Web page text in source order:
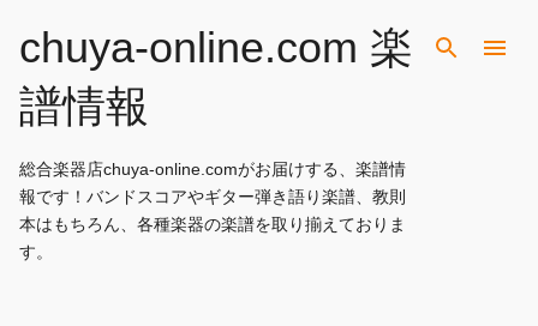
スキップしてメイン コンテンツに移動
chuya-online.com 楽
譜情報
総合楽器店chuya-online.comがお届けする、楽譜情
報です！バンドスコアやギター弾き語り楽譜、教則
本はもちろん、各種楽器の楽譜を取り揃えておりま
す。